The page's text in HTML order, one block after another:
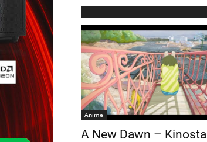
Anime
A New Dawn –